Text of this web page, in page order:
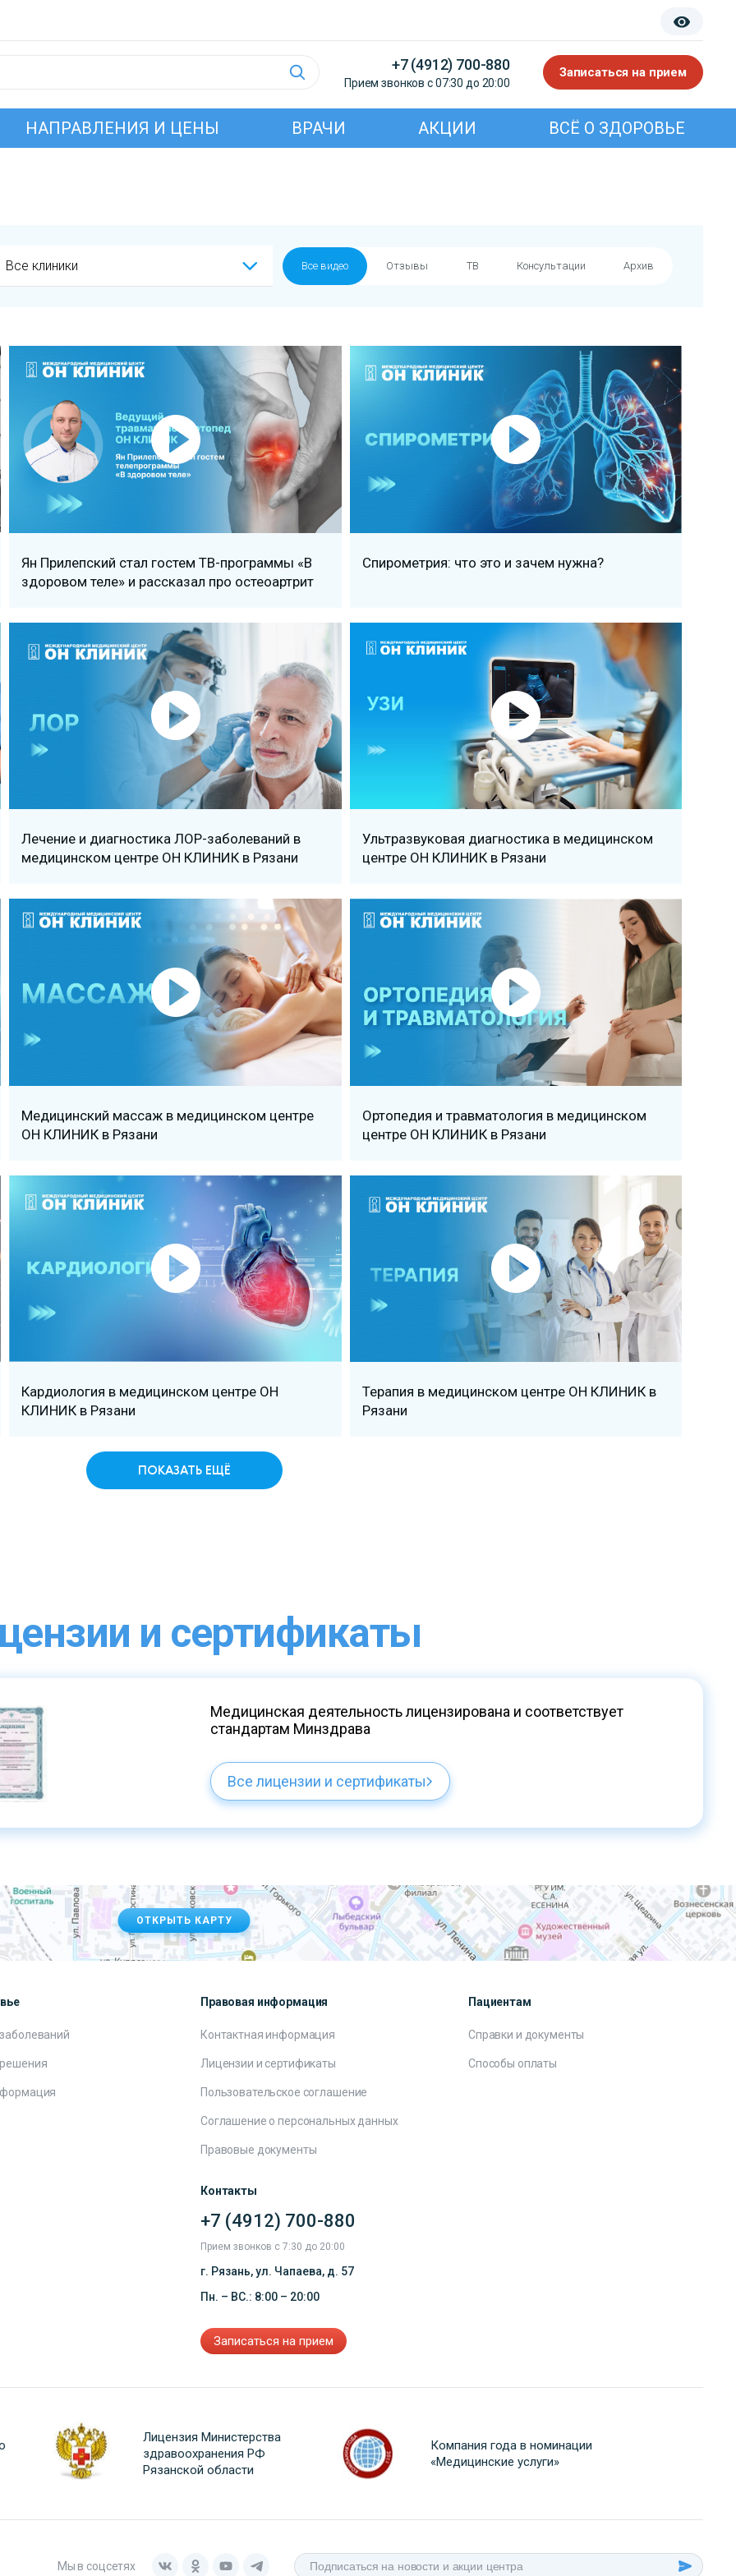
+7 (4912) 700-880
Прием звонков с 07:30 до 20:00
Записаться на прием
НАПРАВЛЕНИЯ И ЦЕНЫ ВРАЧИ АКЦИИ ВСЁ О ЗДОРОВЬЕ
Все видео Отзывы ТВ Консультации Архив
Все клиники
Ян Прилепский стал гостем ТВ-программы «В
здоровом теле» и рассказал про остеоартрит
Спирометрия: что это и зачем нужна?
Лечение и диагностика ЛОР-заболеваний в
медицинском центре ОН КЛИНИК в Рязани
Ультразвуковая диагностика в медицинском
центре ОН КЛИНИК в Рязани
Медицинский массаж в медицинском центре
ОН КЛИНИК в Рязани
Ортопедия и травматология в медицинском
центре ОН КЛИНИК в Рязани
Кардиология в медицинском центре ОН
КЛИНИК в Рязани
Терапия в медицинском центре ОН КЛИНИК в
Рязани
ПОКАЗАТЬ ЕЩЁ
и сертификаты
Медицинская деятельность лицензирована и соответствует
стандартам Минздрава
Все лицензии и сертификаты
ОТКРЫТЬ КАРТУ
Правовая информация
Контактная информация
Лицензии и сертификаты
Пользовательское соглашение
Соглашение о персональных данных
Правовые документы
Пациентам
Справки и документы
Способы оплаты
Контакты
+7 (4912) 700-880
Прием звонков с 7:30 до 20:00
г. Рязань, ул. Чапаева, д. 57
Пн. – ВС.: 8:00 – 20:00
Записаться на прием
Лицензия Министерства
здравоохранения РФ
Рязанской области
Компания года в номинации
«Медицинские услуги»
Мы в соцсетях